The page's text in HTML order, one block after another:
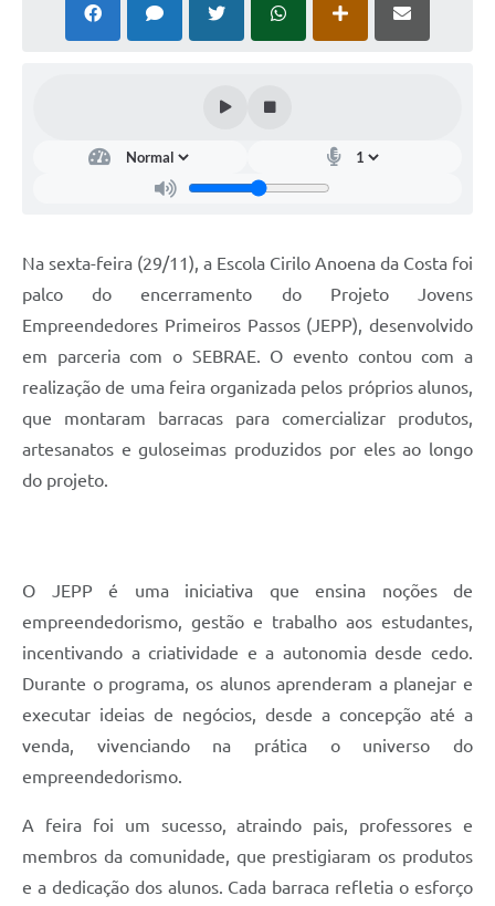
Perguntas e respostas frequentes
Na sexta-feira (29/11), a Escola Cirilo Anoena da Costa foi
palco do encerramento do Projeto Jovens
Empreendedores Primeiros Passos (JEPP), desenvolvido
em parceria com o SEBRAE. O evento contou com a
realização de uma feira organizada pelos próprios alunos,
que montaram barracas para comercializar produtos,
artesanatos e guloseimas produzidos por eles ao longo
do projeto.
O JEPP é uma iniciativa que ensina noções de
empreendedorismo, gestão e trabalho aos estudantes,
incentivando a criatividade e a autonomia desde cedo.
Durante o programa, os alunos aprenderam a planejar e
executar ideias de negócios, desde a concepção até a
venda, vivenciando na prática o universo do
empreendedorismo.
A feira foi um sucesso, atraindo pais, professores e
membros da comunidade, que prestigiaram os produtos
e a dedicação dos alunos. Cada barraca refletia o esforço